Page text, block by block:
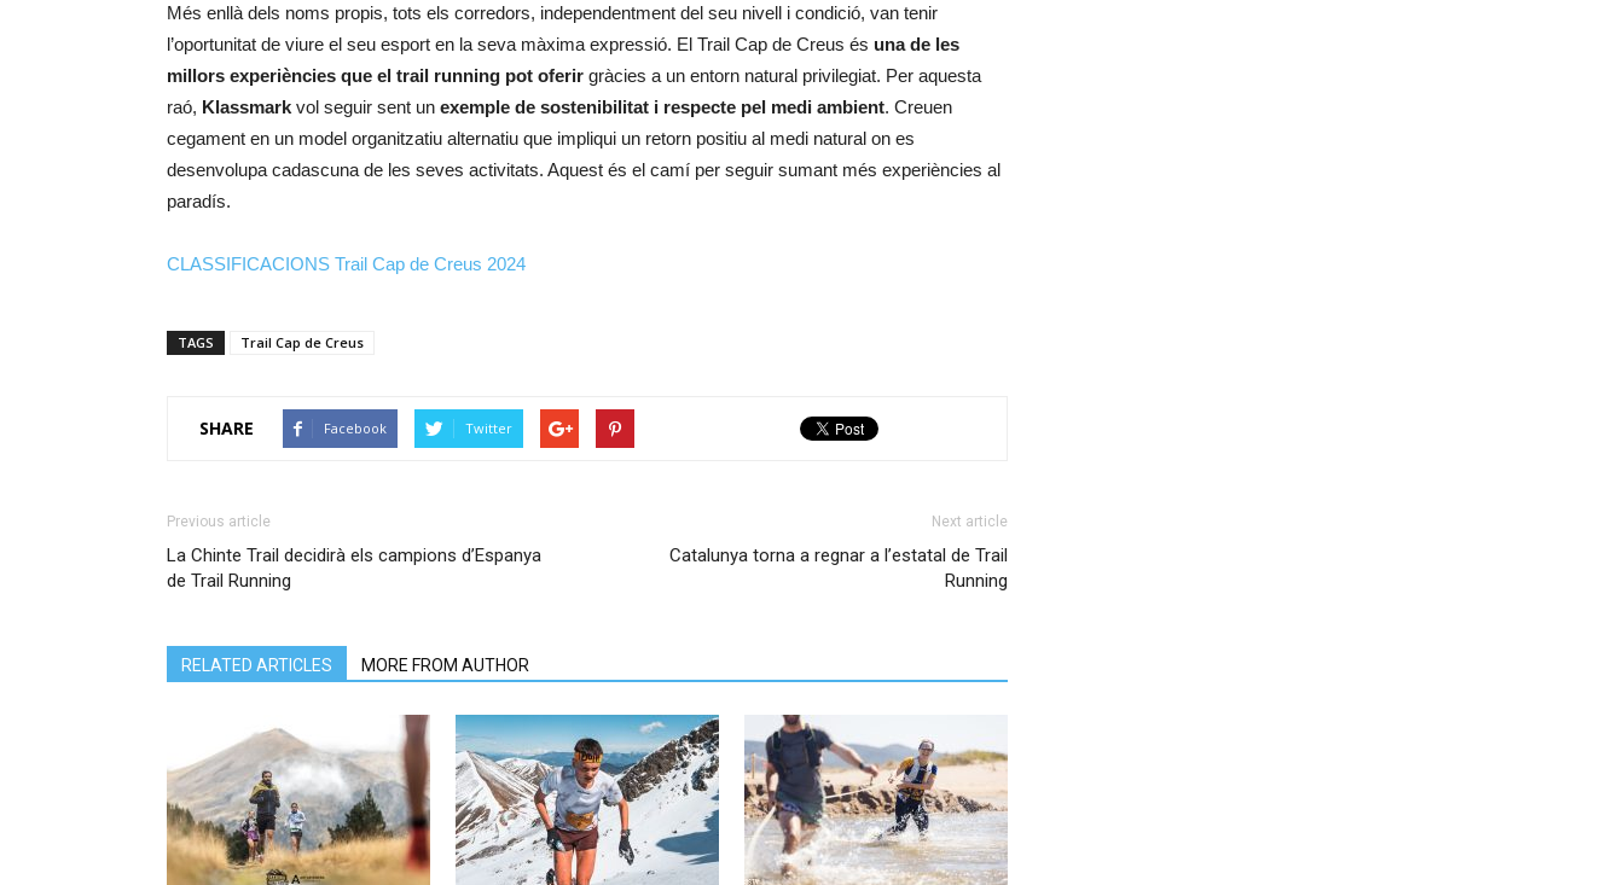
Més enllà dels noms propis, tots els corredors, independentment del seu nivell i condició, van tenir
l’oportunitat de viure el seu esport en la seva màxima expressió. El Trail Cap de Creus és una de les
millors experiències que el trail running pot oferir gràcies a un entorn natural privilegiat. Per aquesta
raó, Klassmark vol seguir sent un exemple de sostenibilitat i respecte pel medi ambient. Creuen
cegament en un model organitzatiu alternatiu que impliqui un retorn positiu al medi natural on es
desenvolupa cadascuna de les seves activitats. Aquest és el camí per seguir sumant més experiències al
paradís.
CLASSIFICACIONS Trail Cap de Creus 2024
TAGS Trail Cap de Creus
SHARE Facebook Twitter
Previous article
La Chinte Trail decidirà els campions d’Espanya
de Trail Running
Next article
Catalunya torna a regnar a l’estatal de Trail
Running
RELATED ARTICLES MORE FROM AUTHOR